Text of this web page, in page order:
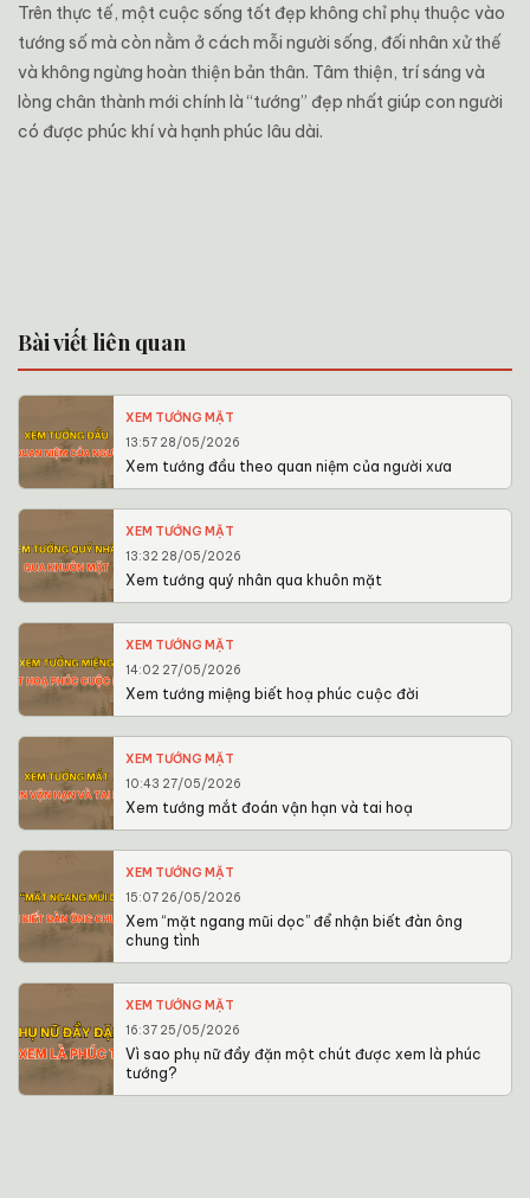
Trên thực tế, một cuộc sống tốt đẹp không chỉ phụ thuộc vào
tướng số mà còn nằm ở cách mỗi người sống, đối nhân xử thế
và không ngừng hoàn thiện bản thân. Tâm thiện, trí sáng và
lòng chân thành mới chính là “tướng” đẹp nhất giúp con người
có được phúc khí và hạnh phúc lâu dài.
Bài viết liên quan
XEM TƯỚNG MẶT
13:57 28/05/2026
Xem tướng đầu theo quan niệm của người xưa
XEM TƯỚNG MẶT
13:32 28/05/2026
Xem tướng quý nhân qua khuôn mặt
XEM TƯỚNG MẶT
14:02 27/05/2026
Xem tướng miệng biết hoạ phúc cuộc đời
XEM TƯỚNG MẶT
10:43 27/05/2026
Xem tướng mắt đoán vận hạn và tai hoạ
XEM TƯỚNG MẶT
15:07 26/05/2026
Xem “mặt ngang mũi dọc” để nhận biết đàn ông
chung tình
XEM TƯỚNG MẶT
16:37 25/05/2026
Vì sao phụ nữ đầy đặn một chút được xem là phúc
tướng?